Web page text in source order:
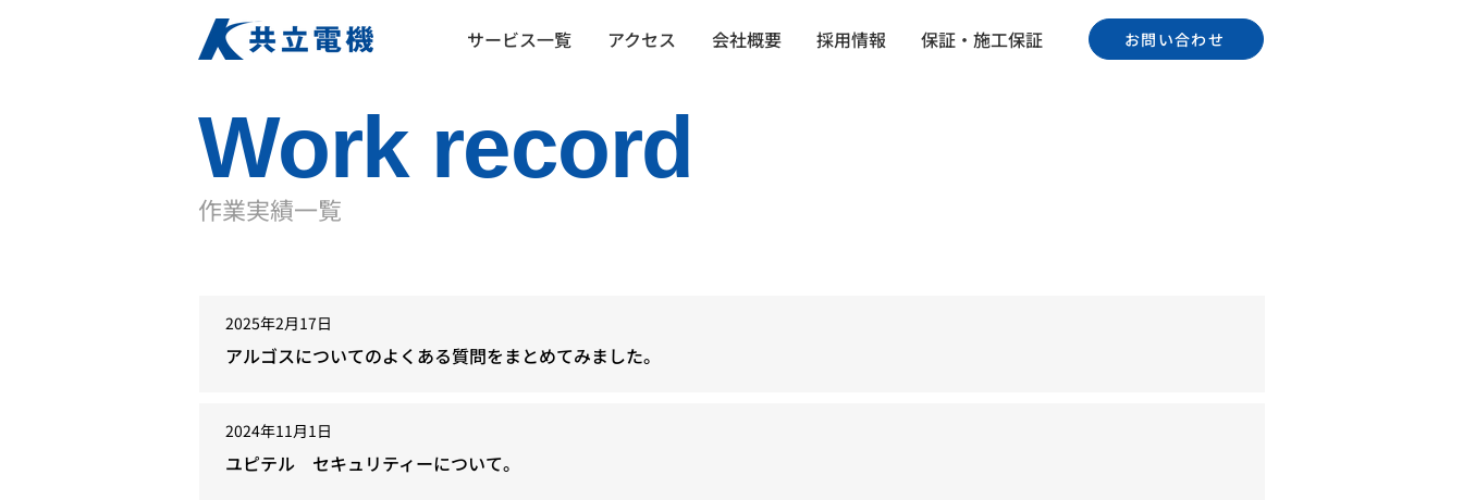
サービス一覧 アクセス 会社概要 採用情報 保証・施工保証 お問い合わせ
作業実績一覧
Work record
2025年2月17日
アルゴスについてのよくある質問をまとめてみました。
2024年11月1日
ユピテル セキュリティーについて。